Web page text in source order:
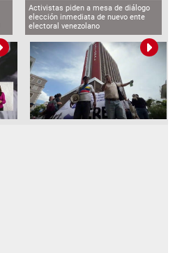
Activistas piden a mesa de diálogo
elección inmediata de nuevo ente
electoral venezolano